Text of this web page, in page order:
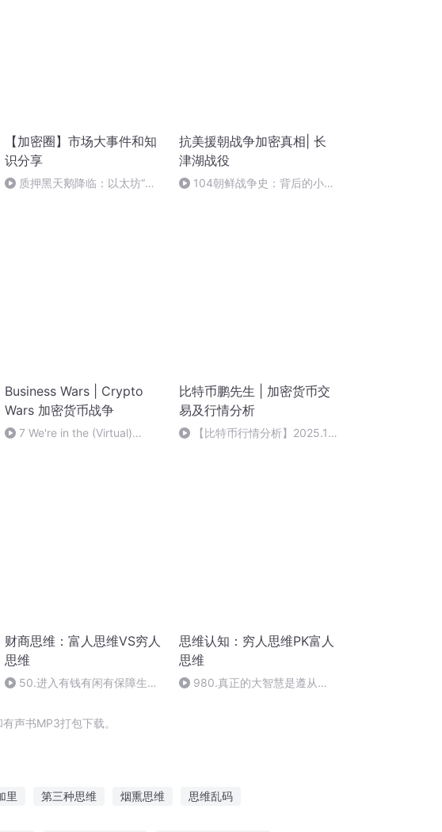
【加密圈】市场大事件和知
识分享
质押黑天鹅降临：以太坊“降
抗美援朝战争加密真相| 长
津湖战役
104朝鲜战争史：背后的小心
Business Wars | Crypto
Wars 加密货币战争
7 We're in the (Virtual)
比特币鹏先生 | 加密货币交
易及行情分析
【比特币行情分析】2025.1.6
财商思维：富人思维VS穷人
思维
50.进入有钱有闲有保障生活
的区别
思维认知：穷人思维PK富人
思维
980.真正的大智慧是遵从这
声书MP3打包下载。
里 第三种思维 烟熏思维 思维乱码